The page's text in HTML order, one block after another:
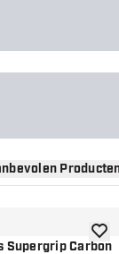
Supergrip Carbon